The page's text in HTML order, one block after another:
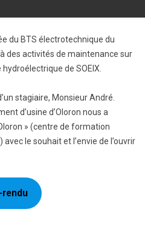
du BTS électrotechnique du
des activités de maintenance sur
hydroélectrique de SOEIX.
stagiaire, Monsieur André.
d’usine d’Oloron nous a
» (centre de formation
le souhait et l’envie de l’ouvrir